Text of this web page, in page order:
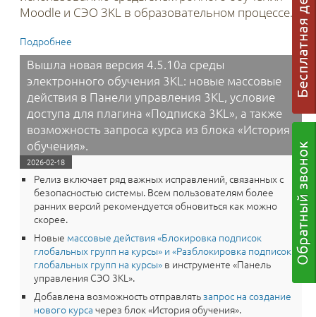
Moodle и СЭО 3KL в образовательном процессе.
Подробнее о Прием заявок на участие в конкурсе научных статей
«Технологии образовательного процесса для курсов
дистанционного обучения» в 2026 году
Вышла новая версия 4.5.10a среды
электронного обучения 3KL: новые массовые
действия в Панели управления 3KL, условие
доступа для плагина «Подписка 3KL», а также
возможность запроса курса из блока «История
обучения».
2026-02-18
Релиз включает ряд важных исправлений, связанных с
безопасностью системы. Всем пользователям более
ранних версий рекомендуется обновиться как можно
скорее.
Новые массовые действия «Блокировка подписок
глобальных групп на курсы» и «Разблокировка подписок
глобальных групп на курсы» в инструменте «Панель
управления СЭО 3KL».
Добавлена возможность отправлятьзапрос на создание
нового курса через блок «История обучения».